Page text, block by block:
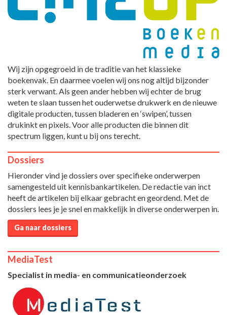
Wij zijn opgegroeid in de traditie van het klassieke
boekenvak. En daarmee voelen wij ons nog altijd bijzonder
sterk verwant. Als geen ander hebben wij echter de brug
weten te slaan tussen het ouderwetse drukwerk en de nieuwe
digitale producten, tussen bladeren en ‘swipen’, tussen
drukinkt en pixels. Voor alle producten die binnen dit
spectrum liggen, kunt u bij ons terecht.
Dossiers
Hieronder vind je dossiers over specifieke onderwerpen
samengesteld uit kennisbankartikelen. De redactie van inct
heeft de artikelen bij elkaar gebracht en geordend. Met de
dossiers lees je je snel en makkelijk in diverse onderwerpen in.
Ga naar dossiers
MediaTest
Specialist in media- en communicatieonderzoek